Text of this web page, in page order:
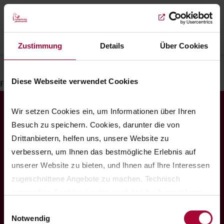
Zustimmung Details Über Cookies
Diese Webseite verwendet Cookies
Wir setzen Cookies ein, um Informationen über Ihren
Besuch zu speichern. Cookies, darunter die von
Drittanbietern, helfen uns, unsere Website zu
verbessern, um Ihnen das bestmögliche Erlebnis auf
unserer Website zu bieten, und Ihnen auf Ihre Interessen
zugeschnittene Angebote zu machen. Technisch
am Seitenende unter Cookie-Einstellungen ändern.
Notwendig
Skip
main
content
Startseite Ehrenamt
Filter einstellen
Spendenkonto
Evangelische Bank eG
IBAN: DE12 5206 0410 1500 5115 10
BIC: GENODEF1EK1